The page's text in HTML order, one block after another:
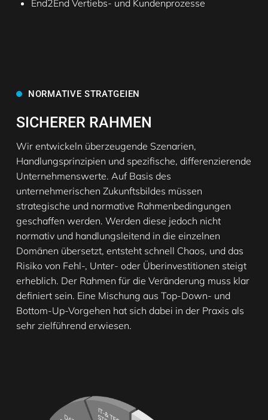
End2End Vertiebs- und Kundenprozesse
NORMATIVE STRATGEIEN
SICHERER RAHMEN
Wir entwickeln überzeugende Szenarien,
Handlungsprinzipien und spezifische, differenzierende
Unternehmenswerte. Auf Basis des
unternehmerischen Zukunftsbildes müssen
strategische und normative Rahmenbedingungen
geschaffen werden. Werden diese jedoch nicht
normativ und handlungsleitend in die einzelnen
Domänen übersetzt, entsteht schnell Chaos, und das
Risiko von Fehl-, Unter- oder Überinvestitionen steigt
erheblich. Der Rahmen für die Veränderung muss klar
definiert sein. Eine Mischung aus Top-Down- und
Bottom-Up-Vorgehen hat sich dabei in der Praxis als
sehr zielführend erwiesen.